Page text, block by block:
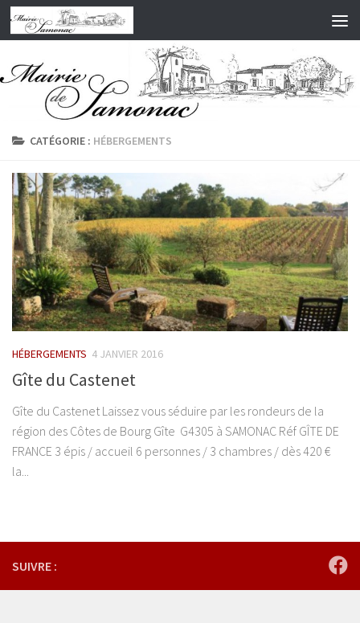
Skip to content
CATÉGORIE : HÉBERGEMENTS
HÉBERGEMENTS 4 JANVIER 2016
Gîte du Castenet
Gîte du Castenet Laissez vous séduire par les rondeurs de la
région des Côtes de Bourg Gîte G4305 à SAMONAC Réf GÎTE DE
FRANCE 3 épis / accueil 6 personnes / 3 chambres / dès 420 €
la...
SUIVRE :